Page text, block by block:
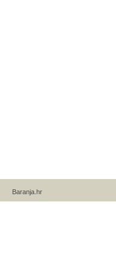
Baranja.hr